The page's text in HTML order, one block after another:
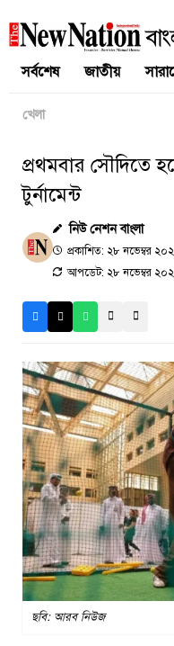
to
সর্বশেষ জাতীয়
খেলা
প্রথমবার সৌদিতে
টুর্নামেন্ট
নিউ নেশন বাংলা
প্রকাশিত: ২৮ নভেম্বর
আপডেট: ২৮ নভেম্বর
ছবি: আরব নিউজ